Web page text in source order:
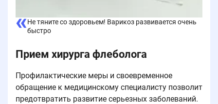
Не тяните со здоровьем! Варикоз развивается очень
быстро
Прием хирурга флеболога
Профилактические меры и своевременное
обращение к медицинскому специалисту позволит
предотвратить развитие серьезных заболеваний.